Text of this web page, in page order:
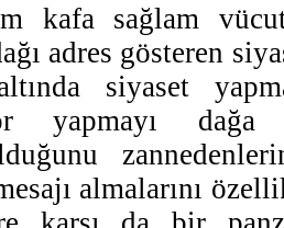
kafa sağlam
adres gösteren
siyaset
yapmayı dağa
almalarını